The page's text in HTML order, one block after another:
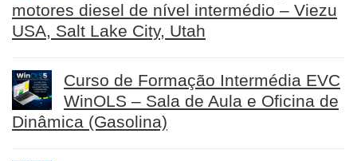
motores diesel de nível intermédio – Viezu
USA, Salt Lake City, Utah
Curso de Formação Intermédia EVC
WinOLS – Sala de Aula e Oficina de
Dinâmica (Gasolina)